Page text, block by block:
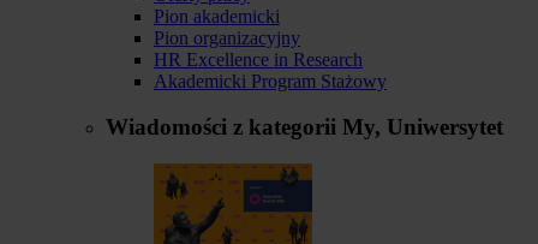
Pion akademicki
Pion organizacyjny
HR Excellence in Research
Akademicki Program Stażowy
Wiadomości z kategorii My, Uniwersytet